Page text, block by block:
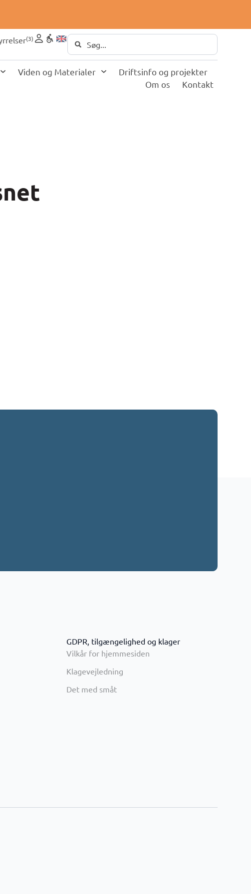
(3)
Viden og Materialer
Driftsinfo og projekter
Om os
Kontakt
GDPR, tilgængelighed og klager
Vilkår for hjemmesiden
Klagevejledning
Det med småt